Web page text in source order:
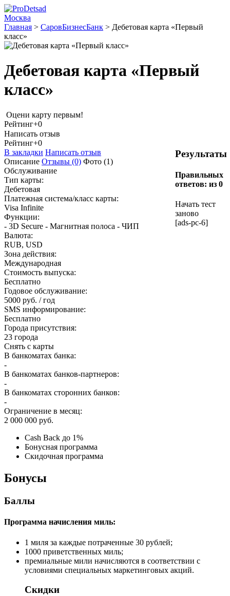
Москва
Главная > СаровБизнесБанк > Дебетовая карта «Первый
класс»
Дебетовая карта «Первый
класс»
Оцени карту первым!
Рейтинг+0
Написать отзыв
Результаты
Правильных
ответов: из 0
Начать тест
заново
[ads-pc-6]
Рейтинг+0
В закладки Написать отзыв
Описание Отзывы (0) Фото (1)
Обслуживание
Тип карты:
Дебетовая
Платежная система/класс карты:
Visa Infinite
Функции:
- 3D Secure - Магнитная полоса - ЧИП
Валюта:
RUB, USD
Зона действия:
Международная
Стоимость выпуска:
Бесплатно
Годовое обслуживание:
5000 руб. / год
SMS информирование:
Бесплатно
Города присутствия:
23 города
Снять с карты
В банкоматах банка:
-
В банкоматах банков-партнеров:
-
В банкоматах сторонних банков:
-
Ограничение в месяц:
2 000 000 руб.
Cash Back до 1%
Бонусная программа
Скидочная программа
Бонусы
Баллы
Программа начисления миль:
1 миля за каждые потраченные 30 рублей;
1000 приветственных миль;
премиальные мили начисляются в соответствии с
условиями специальных маркетинговых акций.
Скидки